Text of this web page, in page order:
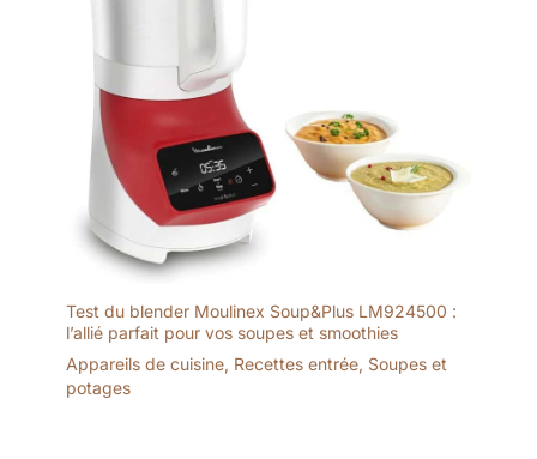
Test du blender Moulinex Soup&Plus LM924500 :
l’allié parfait pour vos soupes et smoothies
Appareils de cuisine, Recettes entrée, Soupes et
potages